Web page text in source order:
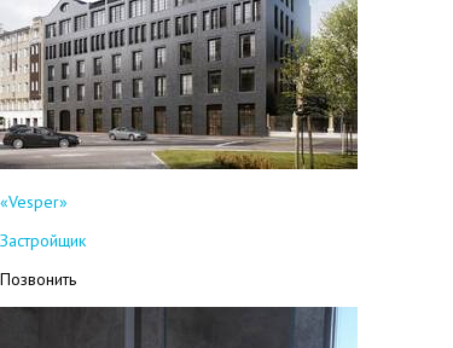
«Vesper»
Застройщик
Позвонить